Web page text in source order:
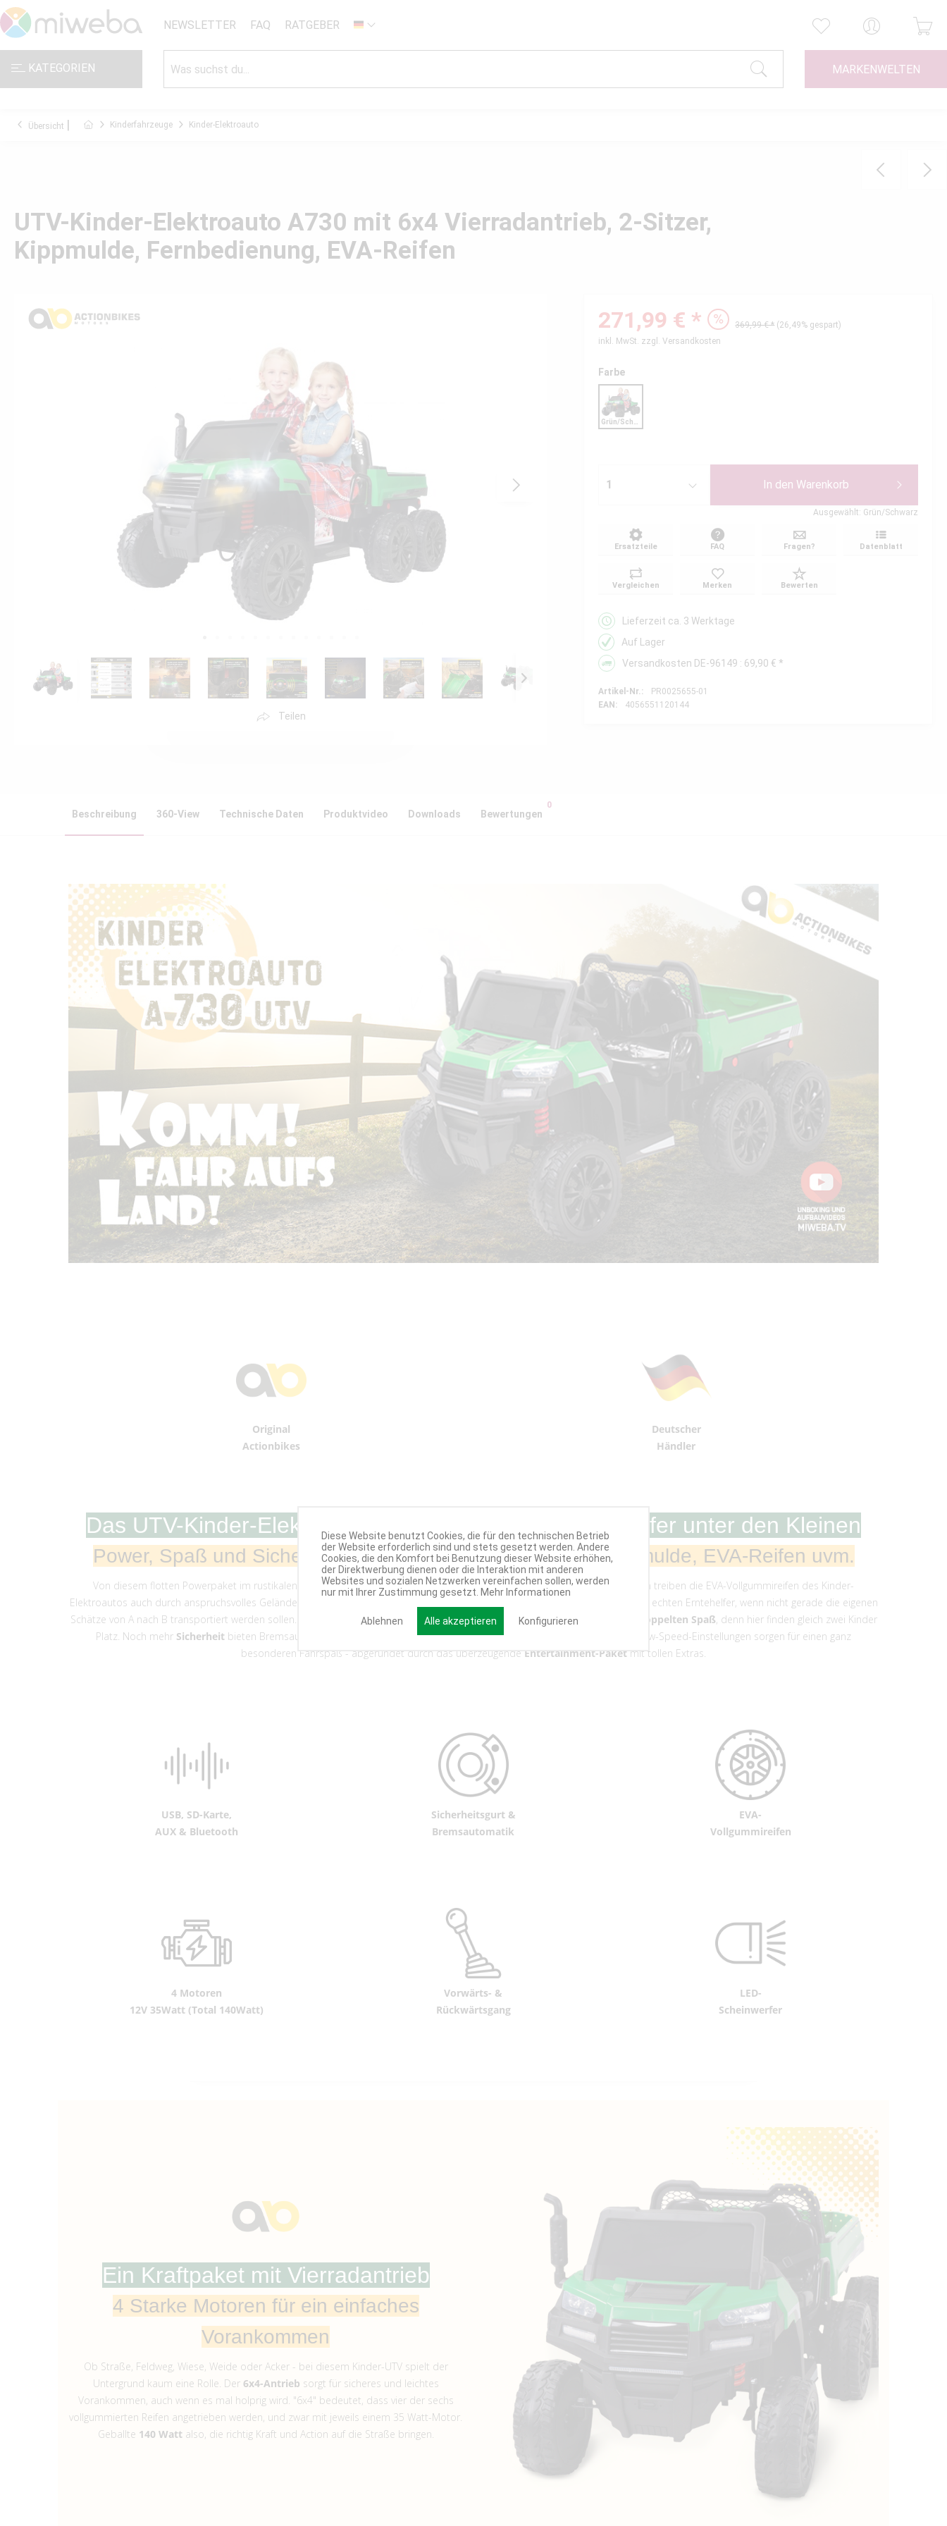
NEWSLETTER FAQ RATGEBER DE
KATEGORIEN MARKENWELTEN
Übersicht Kinderfahrzeuge Kinder-Elektroauto
UTV-Kinder-Elektroauto A730 mit 6x4 Vierradantrieb, 2-Sitzer,
Kippmulde, Fernbedienung, EVA-Reifen
Teilen
271,99 € * 369,99 € * (26,49% gespart)
inkl. MwSt. zzgl. Versandkosten
Farbe
In den Warenkorb
Ausgewählt: Grün/Schwarz
Ersatzteile FAQ Fragen? Datenblatt
Vergleichen Merken Bewerten
Lieferzeit ca. 3 Werktage
Auf Lager
Versandkosten DE-96149 : 69,90 € *
Artikel-Nr.:
PR0025655-01
EAN:
4056551120144
Beschreibung 360-View Technische Daten Produktvideo Downloads Bewertungen
0
Original
Actionbikes
Deutscher
Händler
Das UTV-Kinder-Elektroauto A730 für die fleißigsten Helfer unter den Kleinen
Power, Spaß und Sicherheit vereint dank Vierradantrieb, Kippmulde, EVA-Reifen uvm.
Von diesem flotten Powerpaket im rustikalen Landfahrzeug-Stilwerden Ihre Kinder begeistert sein. Vier kraftvolle Motoren treiben die EVA-Vollgummireifen des Kinder-
Elektroautos auch durch anspruchsvolles Gelände an. Die großzügig bemessene Kippmulde verwandelt das Spaßmobil in einen echten Erntehelfer, wenn nicht gerade die eigenen
Schätze von A nach B transportiert werden sollen. Der mit einem 3-Punkt-Sicherheitsgurt ausgestattete Sitz ermöglicht sogar
doppelten Spaß, denn hier finden gleich zwei Kinder
Platz. Noch mehr Sicherheit bieten Bremsautomatik und Fernbedienung inklusive Stopp- und First-Funktion. High- und Low-Speed-Einstellungen sorgen für einen ganz
besonderen Fahrspaß - abgerundet durch das überzeugende Entertainment-Paket mit tollen Extras.
USB, SD-Karte,
AUX & Bluetooth
Sicherheitsgurt &
Bremsautomatik
EVA-
Vollgummireifen
4 Motoren
12V 35Watt (Total 140Watt)
Vorwärts- &
Rückwärtsgang
LED-
Scheinwerfer
Ein Kraftpaket mit Vierradantrieb
4 Starke Motoren für ein einfaches
Vorankommen
Ob Straße, Feldweg, Wiese, Weide oder Acker - bei diesem Kinder-UTV spielt der
Untergrund kaum eine Rolle. Der 6x4-Antrieb sorgt für sicheres und leichtes
Vorankommen, auch wenn es mal holprig wird. "6x4" bedeutet, dass vier der sechs
vollgummierten Reifen angetrieben werden, und zwar mit jeweils einem 35 Watt-Motor.
Geballte 140 Wattalso, die richtig Kraft und Action auf die Straße bringen.
Diese Website benutzt Cookies, die für den technischen Betrieb
der Website erforderlich sind und stets gesetzt werden. Andere
Cookies, die den Komfort bei Benutzung dieser Website erhöhen,
der Direktwerbung dienen oder die Interaktion mit anderen
Websites und sozialen Netzwerken vereinfachen sollen, werden
nur mit Ihrer Zustimmung gesetzt. Mehr Informationen
Ablehnen Alle akzeptieren Konfigurieren